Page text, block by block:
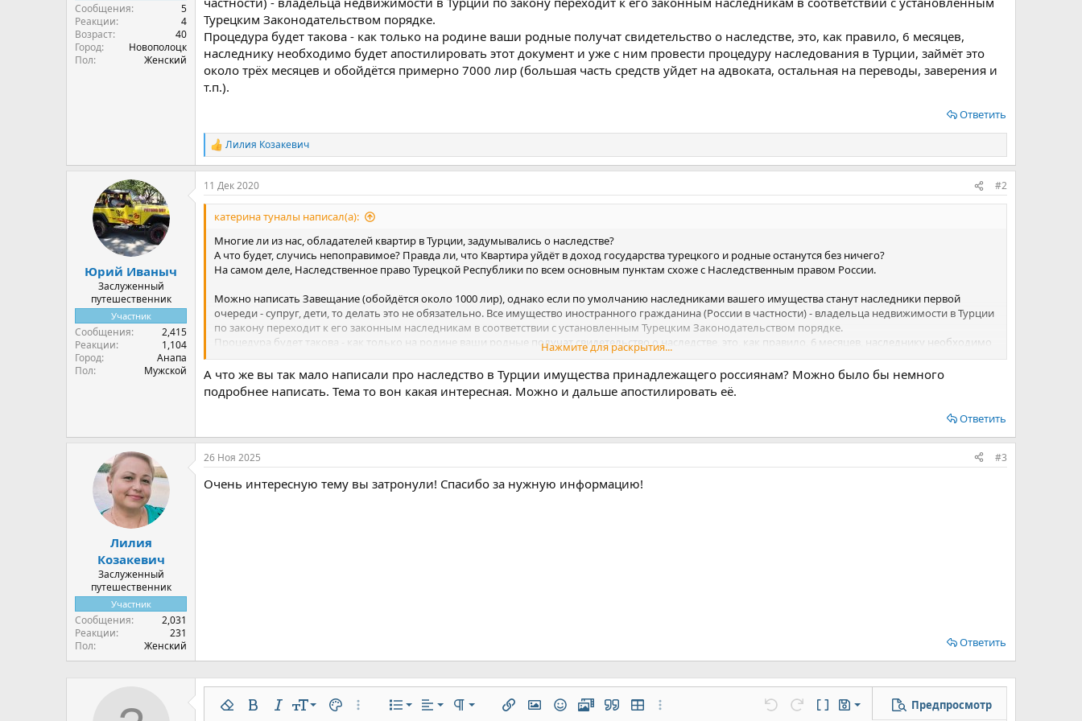
Сообщения
5
Реакции
4
Возраст
40
Город
Новополоцк
Пол
Женский
Турецким Законодательством порядке.
Процедура будет такова - как только на родине ваши родные получат свидетельство о наследстве, это, как правило, 6 месяцев,
наследнику необходимо будет апостилировать этот документ и уже с ним провести процедуру наследования в Турции, займёт это
около трёх месяцев и обойдётся примерно 7000 лир (большая часть средств уйдет на адвоката, остальная на переводы, заверения и
т.п.).
Ответить
Р
е
а
к
ц
и
Лилия Козакевич
Юрий Иваныч
Заслуженный
путешественник
Участник
Сообщения
2,415
Реакции
1,104
Город
Анапа
Пол
Мужской
11 Дек 2020 #2
катерина туналы написал(а):
Многие ли из нас, обладателей квартир в Турции, задумывались о наследстве?
А что будет, случись непоправимое? Правда ли, что Квартира уйдёт в доход государства турецкого и родные останутся без ничего?
На самом деле, Наследственное право Турецкой Республики по всем основным пунктам схоже с Наследственным правом России.
Можно написать Завещание (обойдётся около 1000 лир), однако если по умолчанию наследниками вашего имущества станут наследники первой
очереди - супруг, дети, то делать это не обязательно. Все имущество иностранного гражданина (России в частности) - владельца недвижимости в Турции
по закону переходит к его законным наследникам в соответствии с установленным Турецким Законодательством порядке.
Процедура будет такова - как только на родине ваши родные получат свидетельство о наследстве, это, как правило, 6 месяцев, наследнику необходимо
будет апостилировать этот документ и уже с ним провести процедуру наследования в Турции, займёт это около трёх месяцев и обойдётся примерно 7000
лир (большая часть средств уйдет на адвоката, остальная на переводы, заверения и т.п.).
Нажмите для раскрытия...
А что же вы так мало написали про наследство в Турции имущества принадлежащего россиянам? Можно было бы немного
подробнее написать. Тема то вон какая интересная. Можно и дальше апостилировать её.
Ответить
Лилия
Козакевич
Заслуженный
путешественник
Участник
Сообщения
2,031
Реакции
231
Пол
Женский
26 Ноя 2025 #3
Очень интересную тему вы затронули! Спасибо за нужную информацию!
Ответить
Удалить форматирование
ЖирныйКурсивРазмер шрифта
9
Цвет текста
Дополнительно...
СписокНумерованный список
Выравнивание
По левому краюФормат параграфа
Обычный Вставить ссылку
Вставить изображение
СмайлыМедиаЦитатаВставить таблицу
Дополнительно... Отменить
Повторить
Переключить режим работы редактора
Черновики
Сохранить черновик
Предпросмотр